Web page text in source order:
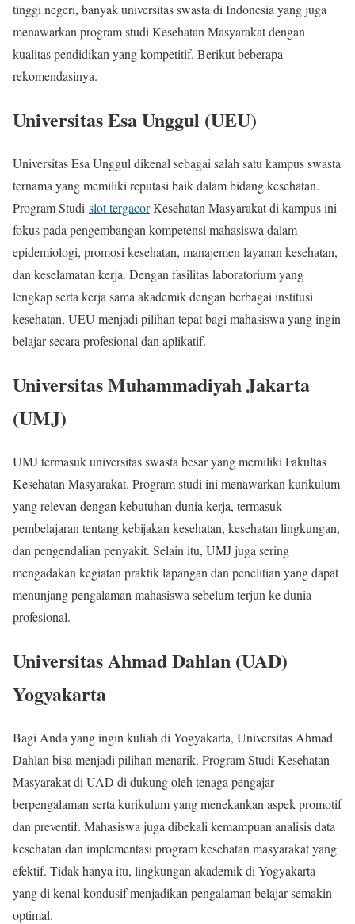
tinggi negeri, banyak universitas swasta di Indonesia yang juga
menawarkan program studi Kesehatan Masyarakat dengan
kualitas pendidikan yang kompetitif. Berikut beberapa
rekomendasinya.
Universitas Esa Unggul (UEU)
Universitas Esa Unggul dikenal sebagai salah satu kampus swasta
ternama yang memiliki reputasi baik dalam bidang kesehatan.
Program Studi slot tergacorKesehatan Masyarakat di kampus ini
fokus pada pengembangan kompetensi mahasiswa dalam
epidemiologi, promosi kesehatan, manajemen layanan kesehatan,
dan keselamatan kerja. Dengan fasilitas laboratorium yang
lengkap serta kerja sama akademik dengan berbagai institusi
kesehatan, UEU menjadi pilihan tepat bagi mahasiswa yang ingin
belajar secara profesional dan aplikatif.
Universitas Muhammadiyah Jakarta
(UMJ)
UMJ termasuk universitas swasta besar yang memiliki Fakultas
Kesehatan Masyarakat. Program studi ini menawarkan kurikulum
yang relevan dengan kebutuhan dunia kerja, termasuk
pembelajaran tentang kebijakan kesehatan, kesehatan lingkungan,
dan pengendalian penyakit. Selain itu, UMJ juga sering
mengadakan kegiatan praktik lapangan dan penelitian yang dapat
menunjang pengalaman mahasiswa sebelum terjun ke dunia
profesional.
Universitas Ahmad Dahlan (UAD)
Yogyakarta
Bagi Anda yang ingin kuliah di Yogyakarta, Universitas Ahmad
Dahlan bisa menjadi pilihan menarik. Program Studi Kesehatan
Masyarakat di UAD di dukung oleh tenaga pengajar
berpengalaman serta kurikulum yang menekankan aspek promotif
dan preventif. Mahasiswa juga dibekali kemampuan analisis data
kesehatan dan implementasi program kesehatan masyarakat yang
efektif. Tidak hanya itu, lingkungan akademik di Yogyakarta
yang di kenal kondusif menjadikan pengalaman belajar semakin
optimal.